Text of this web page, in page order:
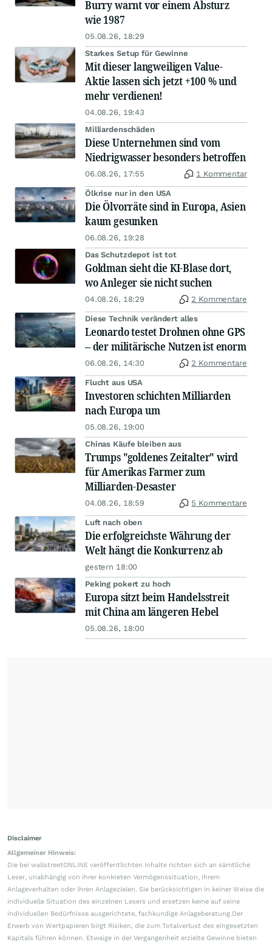
Burry warnt vor einem Absturz
wie 1987
05.08.26, 18:29
Starkes Setup für Gewinne
Mit dieser langweiligen Value-
Aktie lassen sich jetzt +100 % und
mehr verdienen!
04.08.26, 19:43
Milliardenschäden
Diese Unternehmen sind vom
Niedrigwasser besonders betroffen
06.08.26, 17:55 1 Kommentar
Ölkrise nur in den USA
Die Ölvorräte sind in Europa, Asien
kaum gesunken
06.08.26, 19:28
Das Schutzdepot ist tot
Goldman sieht die KI-Blase dort,
wo Anleger sie nicht suchen
04.08.26, 18:29 2 Kommentare
Diese Technik verändert alles
Leonardo testet Drohnen ohne GPS
– der militärische Nutzen ist enorm
06.08.26, 14:30 2 Kommentare
Flucht aus USA
Investoren schichten Milliarden
nach Europa um
05.08.26, 19:00
Chinas Käufe bleiben aus
Trumps "goldenes Zeitalter" wird
für Amerikas Farmer zum
Milliarden-Desaster
04.08.26, 18:59 5 Kommentare
Luft nach oben
Die erfolgreichste Währung der
Welt hängt die Konkurrenz ab
gestern 18:00
Peking pokert zu hoch
Europa sitzt beim Handelsstreit
mit China am längeren Hebel
05.08.26, 18:00
Disclaimer
Allgemeiner Hinweis:
Die bei wallstreetONLINE veröffentlichten Inhalte richten sich an sämtliche
Leser, unabhängig von ihrer konkreten Vermögenssituation, ihrem
Anlageverhalten oder ihren Anlagezielen. Sie berücksichtigen in keiner Weise die
individuelle Situation des einzelnen Lesers und ersetzen keine auf seine
individuellen Bedürfnisse ausgerichtete, fachkundige Anlageberatung.Der
Erwerb von Wertpapieren birgt Risiken, die zum Totalverlust des eingesetzten
Kapitals führen können. Etwaige in der Vergangenheit erzielte Gewinne bieten